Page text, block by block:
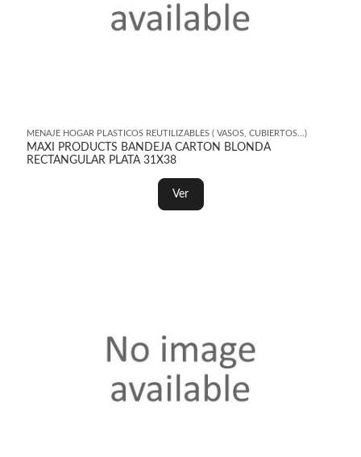
MENAJE HOGAR PLASTICOS REUTILIZABLES ( VASOS, CUBIERTOS...)
MAXI PRODUCTS BANDEJA CARTON BLONDA
RECTANGULAR PLATA 31X38
Ver